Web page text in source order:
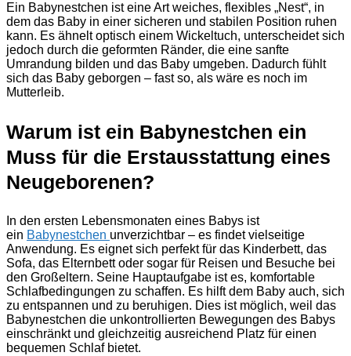
Ein Babynestchen ist eine Art weiches, flexibles „Nest“, in
dem das Baby in einer sicheren und stabilen Position ruhen
kann. Es ähnelt optisch einem Wickeltuch, unterscheidet sich
jedoch durch die geformten Ränder, die eine sanfte
Umrandung bilden und das Baby umgeben. Dadurch fühlt
sich das Baby geborgen – fast so, als wäre es noch im
Mutterleib.
Warum ist ein Babynestchen ein
Muss für die Erstausstattung eines
Neugeborenen?
In den ersten Lebensmonaten eines Babys ist
ein Babynestchen unverzichtbar – es findet vielseitige
Anwendung. Es eignet sich perfekt für das Kinderbett, das
Sofa, das Elternbett oder sogar für Reisen und Besuche bei
den Großeltern. Seine Hauptaufgabe ist es, komfortable
Schlafbedingungen zu schaffen. Es hilft dem Baby auch, sich
zu entspannen und zu beruhigen. Dies ist möglich, weil das
Babynestchen die unkontrollierten Bewegungen des Babys
einschränkt und gleichzeitig ausreichend Platz für einen
bequemen Schlaf bietet.